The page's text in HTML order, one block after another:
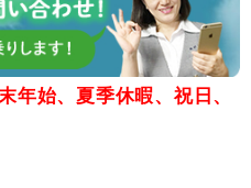
年始、夏季休暇、祝日、